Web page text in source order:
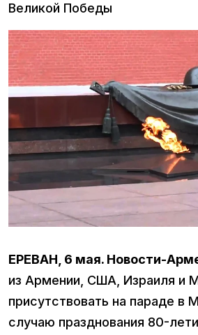
Великой Победы
ЕРЕВАН, 6 мая. Новости-
из Армении, США, Израиля и
присутствовать на параде в
случаю празднования 80-